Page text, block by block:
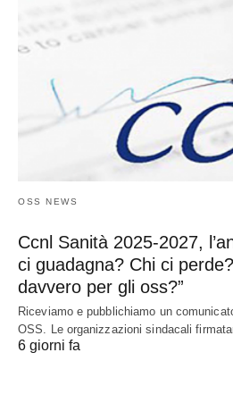
OSS NEWS
Ccnl Sanità 2025-2027,
ci guadagna? Chi ci
davvero per gli oss?”
Riceviamo e pubblichiamo un
OSS. Le organizzazioni sindacali
6 giorni fa